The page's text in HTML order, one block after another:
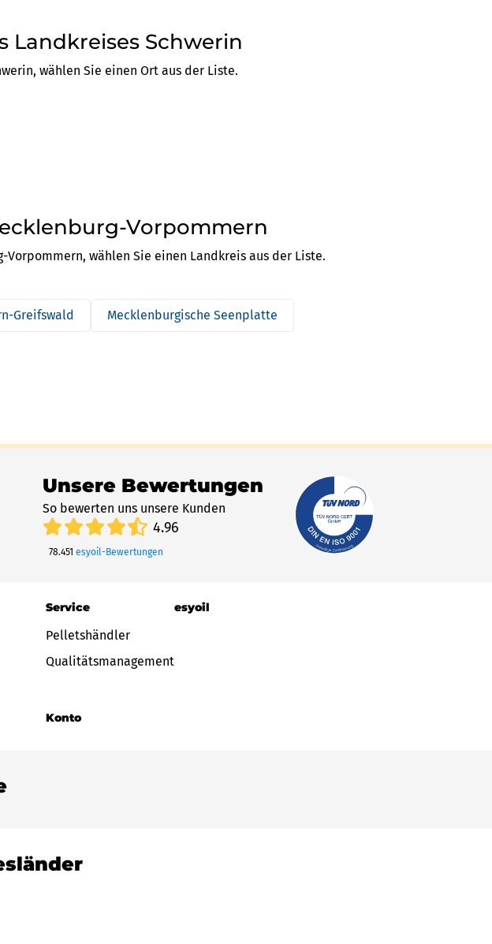
Landkreises Schwerin
wählen Sie einen Ort aus der Liste.
Vorpommern
wählen Sie einen Landkreis aus der Liste.
Greifswald Mecklenburgische Seenplatte
Unsere Bewertungen
So bewerten uns unsere Kunden
4.96
78.451 esyoil-Bewertungen
Service
Pelletshändler
Qualitätsmanagement
Konto
esyoil